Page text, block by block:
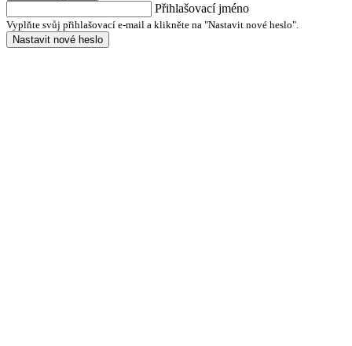
Přihlašovací jméno
Vyplňte svůj přihlašovací e-mail a klikněte na "Nastavit nové heslo".
Nastavit nové heslo